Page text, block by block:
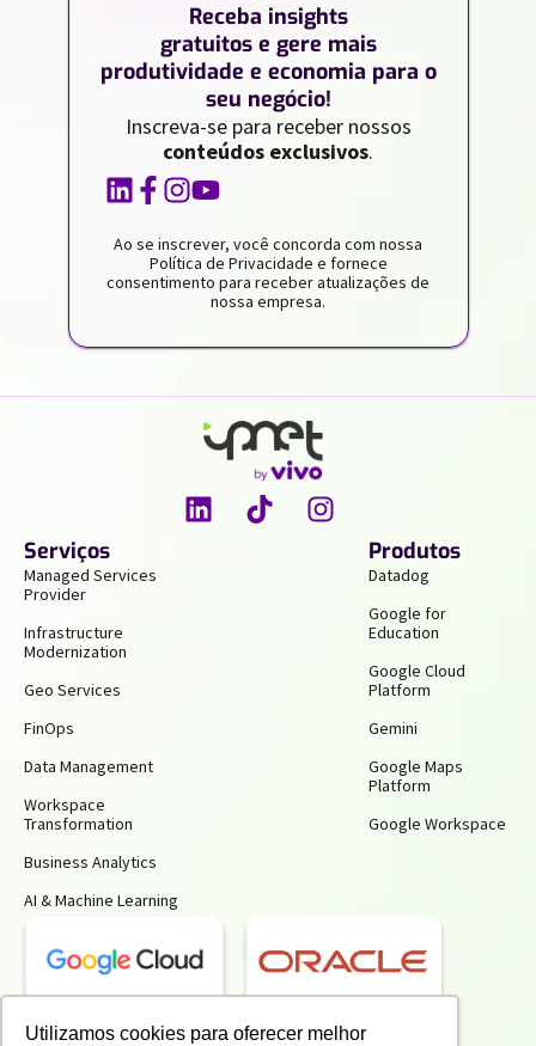
Utilizamos cookies para oferecer melhor
Receba insights
gratuitos e gere mais
produtividade e economia para o
seu negócio!
Inscreva-se para receber nossos
conteúdos exclusivos.
Ao se inscrever, você concorda com nossa
Política de Privacidade e fornece
consentimento para receber atualizações de
nossa empresa.
Serviços
Managed Services
Provider
Infrastructure
Modernization
Geo Services
FinOps
Data Management
Workspace
Transformation
Business Analytics
AI & Machine Learning
Produtos
Datadog
Google for
Education
Google Cloud
Platform
Gemini
Google Maps
Platform
Google Workspace
Receba insights gratuitos e gere mais